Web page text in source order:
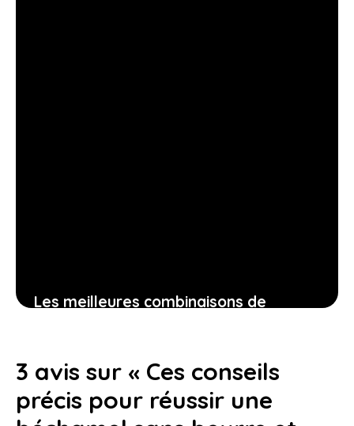
Les meilleures combinaisons de
7 août 2026
3 avis sur « Ces conseils
précis pour réussir une